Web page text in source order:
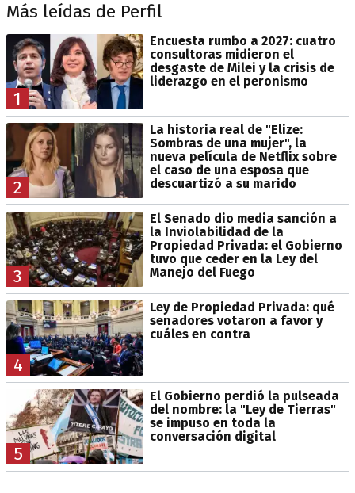
Más leídas de Perfil
1
Encuesta rumbo a 2027: cuatro
consultoras midieron el
desgaste de Milei y la crisis de
liderazgo en el peronismo
2
La historia real de "Elize:
Sombras de una mujer", la
nueva película de Netflix sobre
el caso de una esposa que
descuartizó a su marido
3
El Senado dio media sanción a
la Inviolabilidad de la
Propiedad Privada: el Gobierno
tuvo que ceder en la Ley del
Manejo del Fuego
4
Ley de Propiedad Privada: qué
senadores votaron a favor y
cuáles en contra
5
El Gobierno perdió la pulseada
del nombre: la "Ley de Tierras"
se impuso en toda la
conversación digital